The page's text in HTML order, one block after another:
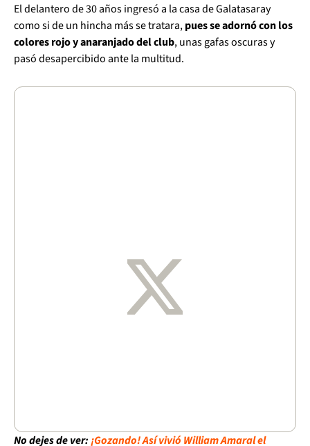
El delantero de 30 años ingresó a la casa de Galatasaray
como si de un hincha más se tratara,pues se adornó con los
colores rojo y anaranjado del club, unas gafas oscuras y
pasó desapercibido ante la multitud.
No dejes de ver:¡Gozando! Así vivió William Amaral el